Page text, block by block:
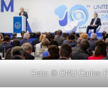
Foto: © ONU Carlos